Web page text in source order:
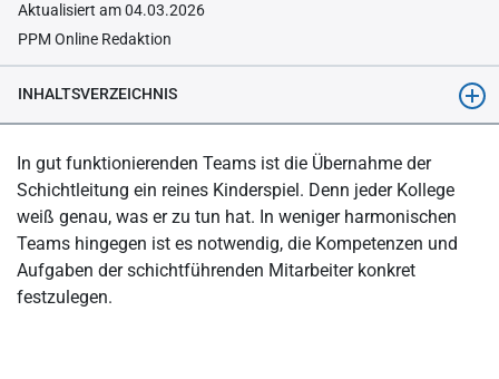
Aktualisiert am 04.03.2026
PPM Online Redaktion
INHALTSVERZEICHNIS
Vereinbarungssache
Legen Sie die Aufgaben der Schichtleitung verbindlich fest
Aufgaben der Schichtleitung und Hinweise zur Durchführung
In gut funktionierenden Teams ist die Übernahme der
Schichtleitung ein reines Kinderspiel. Denn jeder Kollege
weiß genau, was er zu tun hat. In weniger harmonischen
Teams hingegen ist es notwendig, die Kompetenzen und
Aufgaben der schichtführenden Mitarbeiter konkret
festzulegen.